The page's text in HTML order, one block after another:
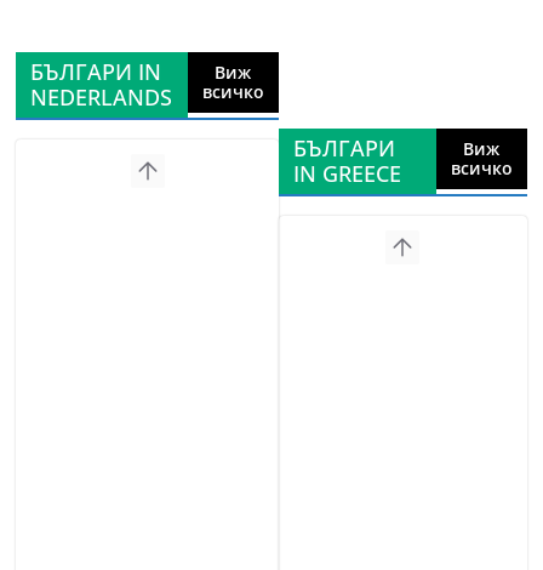
БЪЛГАРИ IN
NEDERLANDS
Виж
всичко
БЪЛГАРИ
IN GREECE
Виж
всичко